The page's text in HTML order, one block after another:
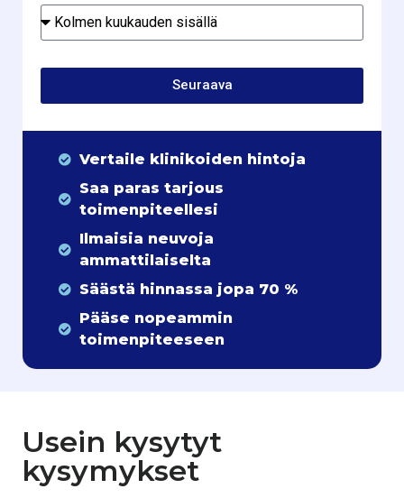
Seuraava
Vertaile klinikoiden hintoja
Saa paras tarjous
toimenpiteellesi
Ilmaisia neuvoja
ammattilaiselta
Säästä hinnassa jopa 70 %
Pääse nopeammin
toimenpiteeseen
Usein kysytyt
kysymykset